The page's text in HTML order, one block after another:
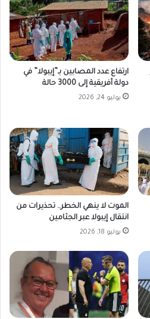
ارتفاع عدد المصابين بـ”إيبولا” في
دولة أفريقية إلى 3000 حالة
يوليو 24, 2026
الموت لا ينهي الخطر.. تحذيرات من
انتقال إيبولا عبر الجثامين
يوليو 18, 2026